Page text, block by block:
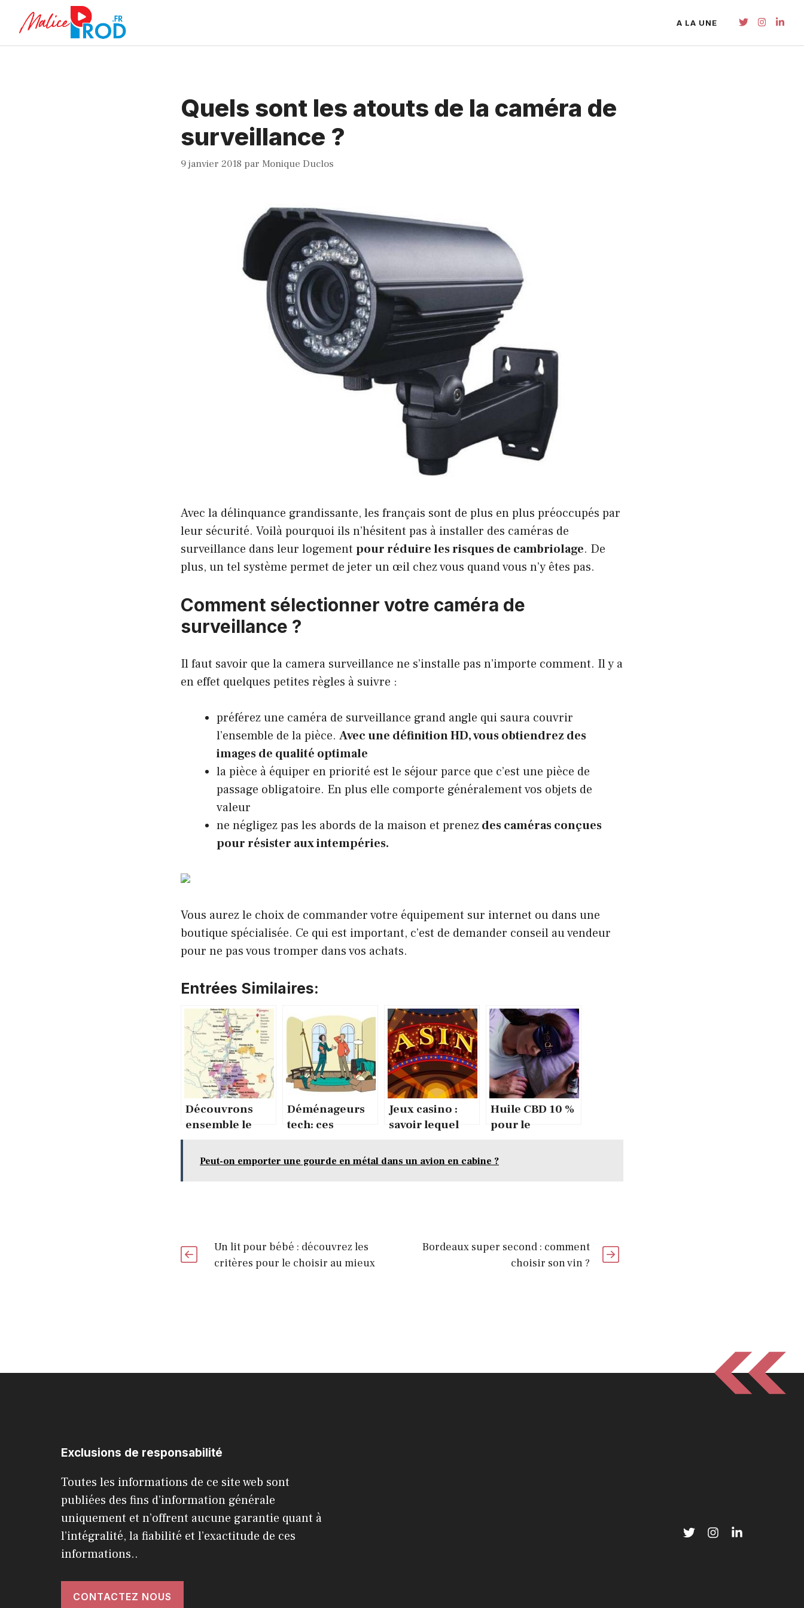
contenu
A LA UNE
Quels sont les atouts de la caméra de
surveillance ?
9 janvier 2018 par Monique Duclos
Avec la délinquance grandissante, les français sont de plus en plus préoccupés par
leur sécurité. Voilà pourquoi ils n’hésitent pas à installer des caméras de
surveillance dans leur logement pour réduire les risques de cambriolage. De
plus, un tel système permet de jeter un œil chez vous quand vous n’y êtes pas.
Comment sélectionner votre caméra de
surveillance ?
Il faut savoir que la camera surveillance ne s’installe pas n’importe comment. Il y a
en effet quelques petites règles à suivre :
préférez une caméra de surveillance grand angle qui saura couvrir
l’ensemble de la pièce. Avec une définition HD, vous obtiendrez des
images de qualité optimale
la pièce à équiper en priorité est le séjour parce que c’est une pièce de
passage obligatoire. En plus elle comporte généralement vos objets de
valeur
ne négligez pas les abords de la maison et prenezdes caméras conçues
pour résister aux intempéries.
Vous aurez le choix de commander votre équipement sur internet ou dans une
boutique spécialisée. Ce qui est important, c’est de demander conseil au vendeur
pour ne pas vous tromper dans vos achats.
Entrées Similaires:
Découvrons
ensemble le
Vernay, de la
Déménageurs
tech: ces
s’occupent-ils
Jeux casino :
savoir lequel
Huile CBD 10 %
pour le
Combien de
Peut-on emporter une gourde en métal dans un avion en cabine ?
Un lit pour bébé : découvrez les
critères pour le choisir au mieux
Bordeaux super second : comment
choisir son vin ?
Exclusions de responsabilité
Toutes les informations de ce site web sont
publiées des fins d’information générale
uniquement et n’offrent aucune garantie quant à
l’intégralité, la fiabilité et l’exactitude de ces
informations..
CONTACTEZ NOUS